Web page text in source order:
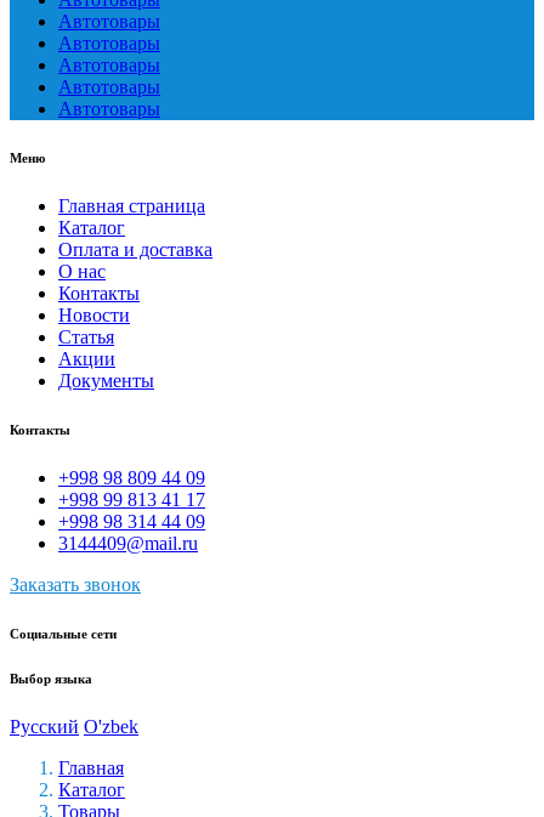
Автотовары
Автотовары
Автотовары
Автотовары
Автотовары
Меню
Главная страница
Каталог
Оплата и доставка
О нас
Контакты
Новости
Статья
Акции
Документы
Контакты
+998 98 809 44 09
+998 99 813 41 17
+998 98 314 44 09
3144409@mail.ru
Заказать звонок
Социальные сети
Выбор языка
Русский O'zbek
Главная
Каталог
Товары